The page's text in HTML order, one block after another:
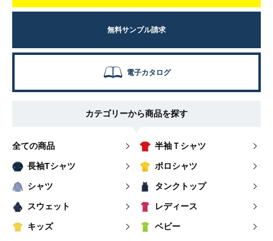
無料サンプル請求
電子カタログ
カテゴリーから商品を探す
全ての商品 半袖Ｔシャツ
長袖Tシャツ ポロシャツ
シャツ タンクトップ
スウェット レディース
キッズ ベビー